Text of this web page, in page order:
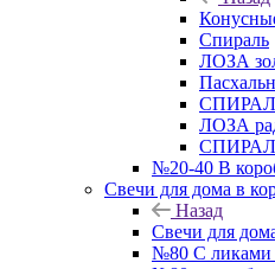
Спираль
ЛОЗА
ЛОЗА
№20-40 В
Свечи для дома в
Назад
Свечи для
№80 С ликами